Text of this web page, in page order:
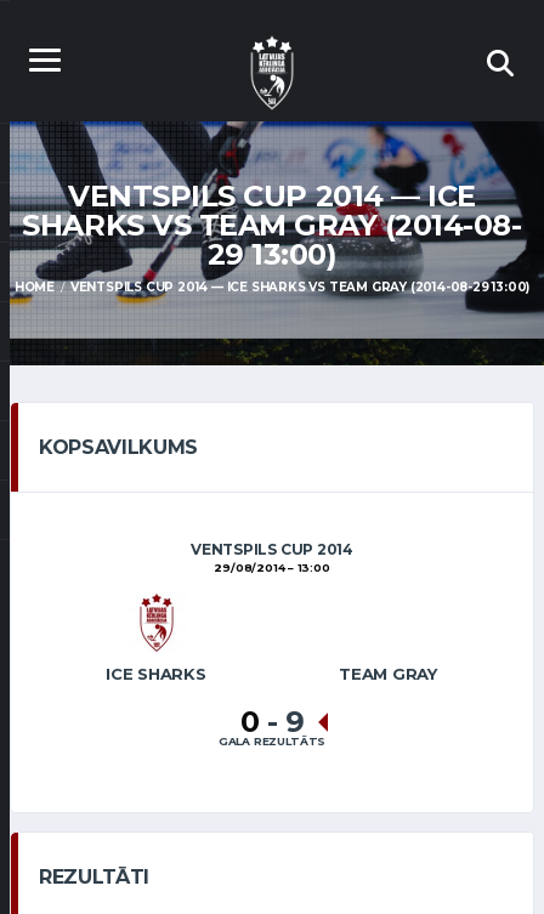
VENTSPILS CUP 2014 — ICE
SHARKS VS TEAM GRAY (2014-08-
29 13:00)
HOME VENTSPILS CUP 2014 — ICE SHARKS VS TEAM GRAY (2014-08-29 13:00)
KOPSAVILKUMS
VENTSPILS CUP 2014
29/08/2014 13:00
ICE SHARKS TEAM GRAY
0 - 9
GALA REZULTĀTS
REZULTĀTI